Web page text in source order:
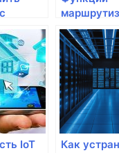
Wi-
что
IoT
Как